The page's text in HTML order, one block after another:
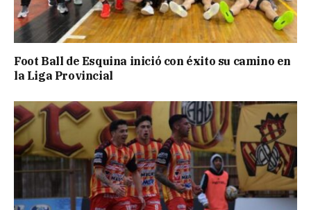
Foot Ball de Esquina inició con éxito su camino en
la Liga Provincial